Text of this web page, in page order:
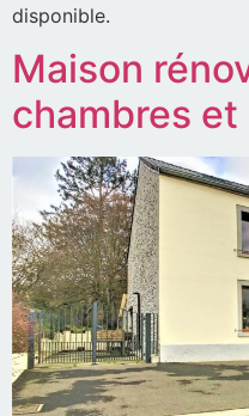
disponible.
Maison
chambres et